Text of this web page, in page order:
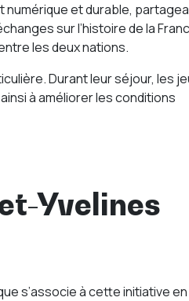
et durable,
sur l’histoire de la
les deux nations.
Durant leur séjour, les
à améliorer les conditions
Yvelines
s’associe à cette initiative en